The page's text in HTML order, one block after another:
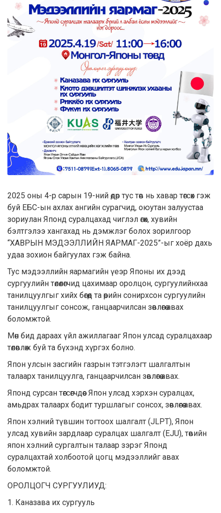
2025 оны 4-р сарын 19-ний өдөр тус төв нь хавар төгсөх гэж
буй ЕБС-ын ахлах ангийн сурагчид, оюутан залуустаа
зориулан Японд суралцахад чиглэл өгөх, хувийн
бэлтгэлээ хангахад нь дэмжлэг болох зорилгоор
“ХАВРЫН МЭДЭЭЛЛИЙН ЯАРМАГ-2025”-ыг хоёр дахь
удаа зохион байгуулах гэж байна.
Тус мэдээллийн яармагийн үеэр Японы их дээд
сургуулийн төлөөлөгчид цахимаар оролцон, сургуулийнхаа
танилцуулгыг хийх бөгөөд та өөрийн сонирхсон сургуулийн
танилцуулгыг сонсож, ганцаарчилсан зөвлөгөө авах
боломжтой.
Мөн бид дараах үйл ажиллагааг Япон улсад суралцахаар
төлөвлөж буй та бүхэнд хүргэх болно.
Япон улсын засгийн газрын тэтгэлэгт шалгалтын
талаарх танилцуулга, ганцаарчилсан зөвлөгөө авах.
Японд сурсан төгсөгчдөөс Япон улсад хэрхэн суралцах,
амьдрах талаарх бодит туршлагыг сонсох, зөвлөгөө авах.
Япон хэлний түвшин тогтоох шалгалт (JLPT), Япон
улсад хувийн зардлаар суралцах шалгалт (EJU), төвийн
япон хэлний сургалтын талаар зэрэг Японд
суралцахтай холбоотой цогц мэдээллийг авах
боломжтой.
ОРОЛЦОГЧ СУРГУУЛИУД:
1. Каназава их сургууль